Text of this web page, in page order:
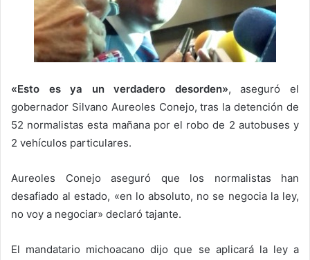
«Esto es ya un verdadero desorden», aseguró el
gobernador Silvano Aureoles Conejo, tras la detención de
52 normalistas esta mañana por el robo de 2 autobuses y
2 vehículos particulares.
Aureoles Conejo aseguró que los normalistas han
desafiado al estado, «en lo absoluto, no se negocia la ley,
no voy a negociar» declaró tajante.
El mandatario michoacano dijo que se aplicará la ley a